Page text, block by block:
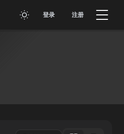
登录 注册